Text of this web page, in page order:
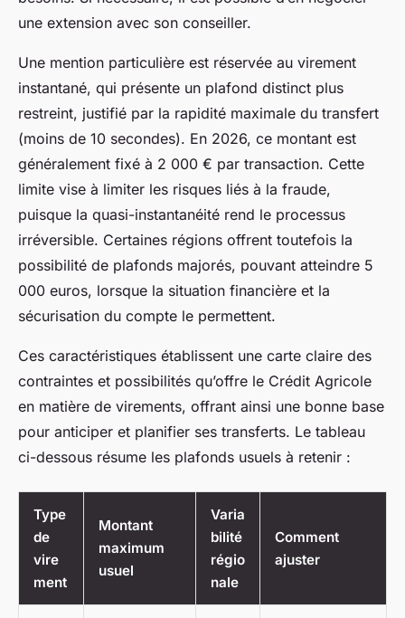
une extension avec son conseiller.
Une mention particulière est réservée au virement
instantané, qui présente un plafond distinct plus
restreint, justifié par la rapidité maximale du transfert
(moins de 10 secondes). En 2026, ce montant est
généralement fixé à 2 000 € par transaction. Cette
limite vise à limiter les risques liés à la fraude,
puisque la quasi-instantanéité rend le processus
irréversible. Certaines régions offrent toutefois la
possibilité de plafonds majorés, pouvant atteindre 5
000 euros, lorsque la situation financière et la
sécurisation du compte le permettent.
Ces caractéristiques établissent une carte claire des
contraintes et possibilités qu’offre le Crédit Agricole
en matière de virements, offrant ainsi une bonne base
pour anticiper et planifier ses transferts. Le tableau
ci-dessous résume les plafonds usuels à retenir :
Type
de
vire
ment
Montant
maximum
usuel
Varia
bilité
régio
nale
Comment
ajuster